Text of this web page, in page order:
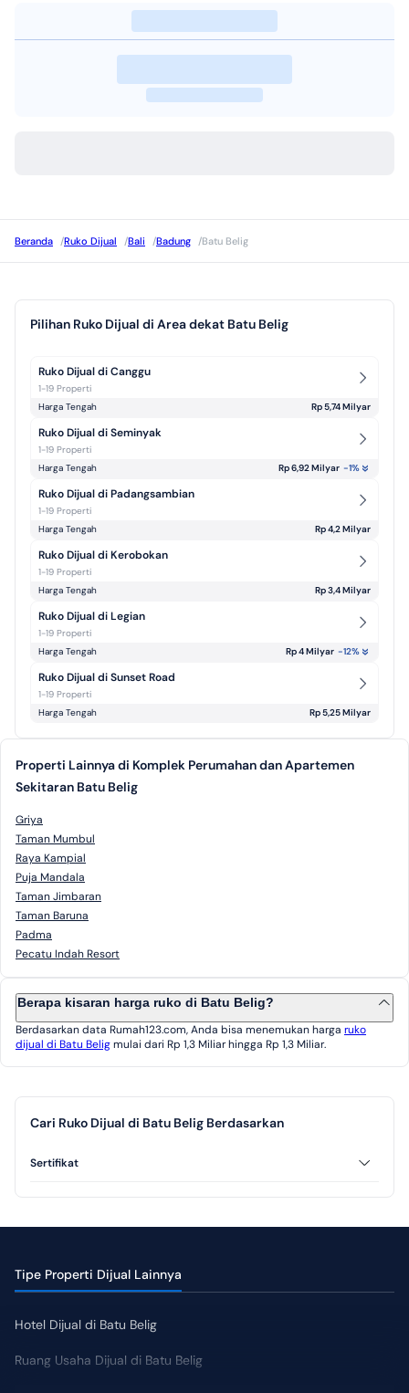
Beranda /Ruko Dijual /Bali /Badung /Batu Belig
Pilihan Ruko Dijual di Area dekat Batu Belig
Ruko Dijual di Canggu
1-19 Properti
Harga Tengah
Rp 5,74 Milyar
Ruko Dijual di Seminyak
1-19 Properti
Harga Tengah
Rp 6,92 Milyar -1%
Ruko Dijual di Padangsambian
1-19 Properti
Harga Tengah
Rp 4,2 Milyar
Ruko Dijual di Kerobokan
1-19 Properti
Harga Tengah
Rp 3,4 Milyar
Ruko Dijual di Legian
1-19 Properti
Harga Tengah
Rp 4 Milyar -12%
Ruko Dijual di Sunset Road
1-19 Properti
Harga Tengah
Rp 5,25 Milyar
Properti Lainnya di Komplek Perumahan dan Apartemen
Sekitaran Batu Belig
Griya
Taman Mumbul
Raya Kampial
Puja Mandala
Taman Jimbaran
Taman Baruna
Padma
Pecatu Indah Resort
Berapa kisaran harga ruko di Batu Belig?
Berdasarkan data Rumah123.com, Anda bisa menemukan harga ruko
dijual di Batu Beligmulai dari Rp 1,3 Miliar hingga Rp 1,3 Miliar.
Cari Ruko Dijual di Batu Belig Berdasarkan
Sertifikat
Tipe Properti Dijual Lainnya
Hotel Dijual di Batu Belig
Ruang Usaha Dijual di Batu Belig